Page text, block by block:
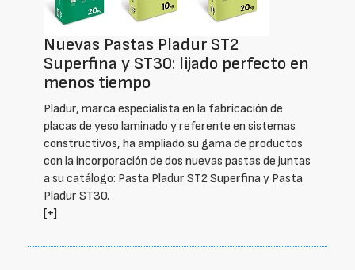
Nuevas Pastas Pladur ST2
Superfina y ST30: lijado perfecto en
menos tiempo
Pladur, marca especialista en la fabricación de
placas de yeso laminado y referente en sistemas
constructivos, ha ampliado su gama de productos
con la incorporación de dos nuevas pastas de juntas
a su catálogo: Pasta Pladur ST2 Superfina y Pasta
Pladur ST30.
[+]